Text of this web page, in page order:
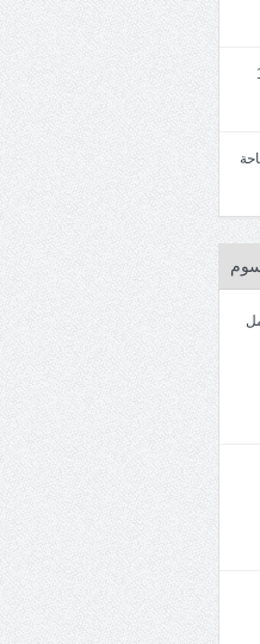
26/10/1446 سماحة
٦- عمل